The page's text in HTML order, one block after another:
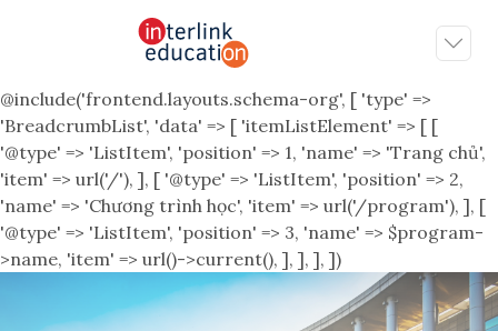
@include('frontend.layouts.schema-org', [ 'type' =>
'BreadcrumbList', 'data' => [ 'itemListElement' => [ [
'@type' => 'ListItem', 'position' => 1, 'name' => 'Trang chủ',
'item' => url('/'), ], [ '@type' => 'ListItem', 'position' => 2,
'name' => 'Chương trình học', 'item' => url('/program'), ], [
'@type' => 'ListItem', 'position' => 3, 'name' => $program-
>name, 'item' => url()->current(), ], ], ], ])